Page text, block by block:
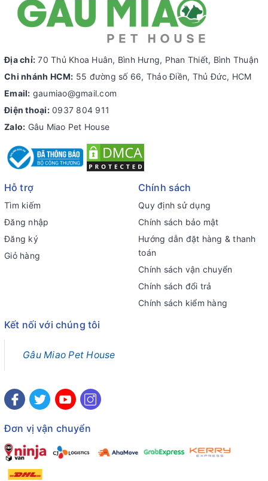
Địa chỉ: 70 Thủ Khoa Huân, Bình Hưng, Phan Thiết, Bình Thuận
Chi nhánh HCM: 55 đường số 66, Thảo Điền, Thủ Đức, HCM
Email: gaumiao@gmail.com
Điện thoại: 0937 804 911
Zalo: Gâu Miao Pet House
Hỗ trợ
Tìm kiếm
Đăng nhập
Đăng ký
Giỏ hàng
Chính sách
Quy định sử dụng
Chính sách bảo mật
Hướng dẫn đặt hàng & thanh
toán
Chính sách vận chuyển
Chính sách đổi trả
Chính sách kiểm hàng
Kết nối với chúng tôi
Gâu Miao Pet House
Đơn vị vận chuyển